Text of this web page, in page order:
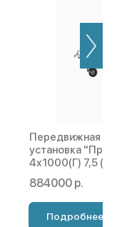
Передвижная
установка
4х1000(Г) 7,5
884000 р.
Подробнее